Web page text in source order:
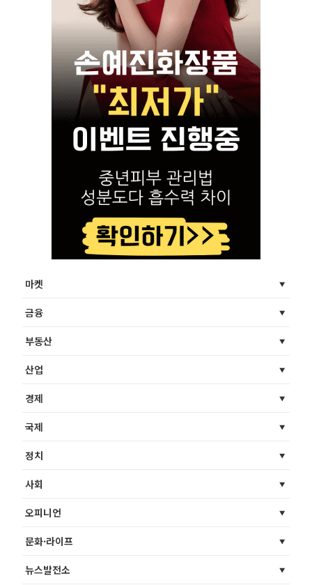
마켓
금융
부동산
산업
경제
국제
정치
사회
오피니언
문화·라이프
뉴스발전소